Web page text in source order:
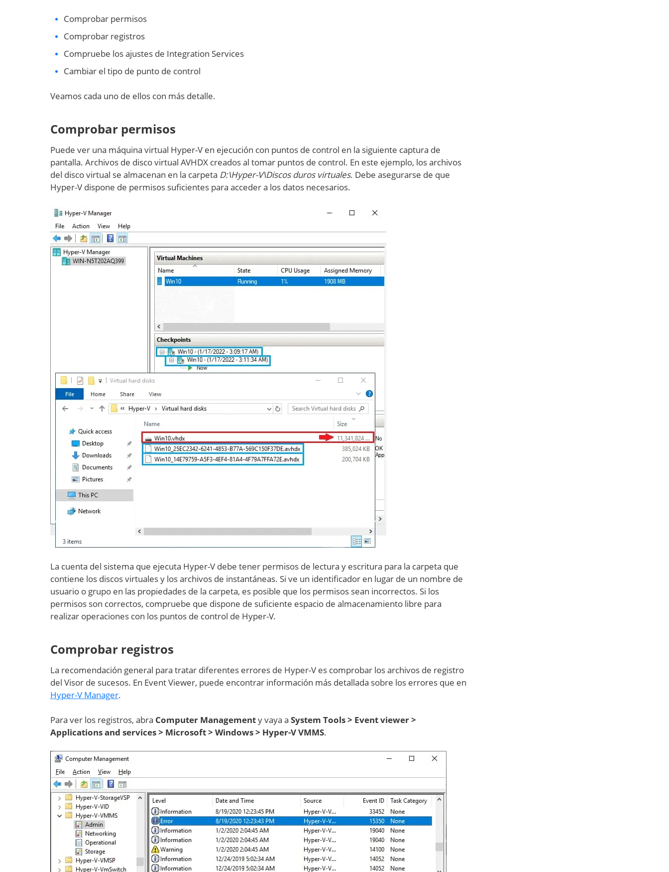
Comprobar permisos
Comprobar registros
Compruebe los ajustes de Integration Services
Cambiar el tipo de punto de control
Veamos cada uno de ellos con más detalle.
Comprobar permisos
Puede ver una máquina virtual Hyper-V en ejecución con puntos de control en la siguiente captura de
pantalla. Archivos de disco virtual AVHDX creados al tomar puntos de control. En este ejemplo, los archivos
del disco virtual se almacenan en la carpeta D:\Hyper-V\Discos duros virtuales. Debe asegurarse de que
Hyper-V dispone de permisos suficientes para acceder a los datos necesarios.
La cuenta del sistema que ejecuta Hyper-V debe tener permisos de lectura y escritura para la carpeta que
contiene los discos virtuales y los archivos de instantáneas. Si ve un identificador en lugar de un nombre de
usuario o grupo en las propiedades de la carpeta, es posible que los permisos sean incorrectos. Si los
permisos son correctos, compruebe que dispone de suficiente espacio de almacenamiento libre para
realizar operaciones con los puntos de control de Hyper-V.
Comprobar registros
La recomendación general para tratar diferentes errores de Hyper-V es comprobar los archivos de registro
del Visor de sucesos. En Event Viewer, puede encontrar información más detallada sobre los errores que en
Hyper-V Manager.
Para ver los registros, abra Computer Managementy vaya a System Tools > Event viewer >
Applications and services > Microsoft > Windows > Hyper-V VMMS.